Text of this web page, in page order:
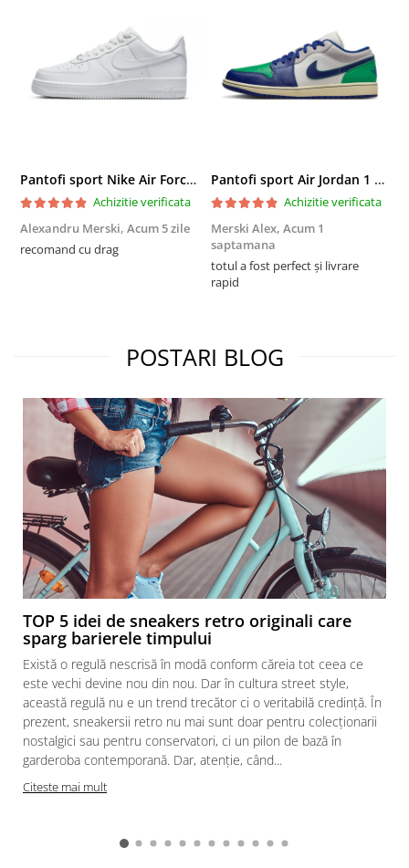
Pantofi sport Nike Air Force 1 '07
Achizitie verificata
Alexandru Merski, Acum 5 zile
recomand cu drag
Pantofi sport Air Jordan 1 Low
Achizitie verificata
Merski Alex, Acum 1
saptamana
totul a fost perfect și livrare
rapid
POSTARI BLOG
TOP 5 idei de sneakers retro originali care
sparg barierele timpului
Există o regulă nescrisă în modă conform căreia tot ceea ce
este vechi devine nou din nou. Dar în cultura street style,
această regulă nu e un trend trecător ci o veritabilă credinţă. În
prezent, sneakersii retro nu mai sunt doar pentru colecţionarii
nostalgici sau pentru conservatori, ci un pilon de bază în
garderoba contemporană. Dar, atenţie, când...
Citeste mai mult